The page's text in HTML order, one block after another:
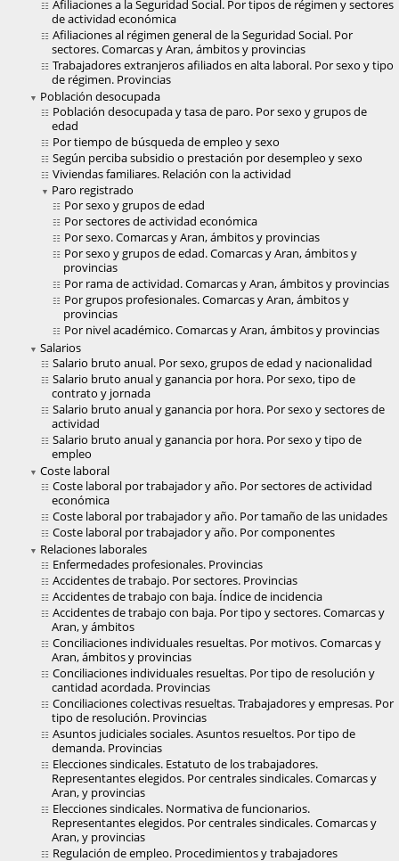
Afiliaciones a la Seguridad Social. Por tipos de régimen y sectores
de actividad económica
Afiliaciones al régimen general de la Seguridad Social. Por
sectores. Comarcas y Aran, ámbitos y provincias
Trabajadores extranjeros afiliados en alta laboral. Por sexo y tipo
de régimen. Provincias
Población desocupada
Población desocupada y tasa de paro. Por sexo y grupos de
edad
Por tiempo de búsqueda de empleo y sexo
Según perciba subsidio o prestación por desempleo y sexo
Viviendas familiares. Relación con la actividad
Paro registrado
Por sexo y grupos de edad
Por sectores de actividad económica
Por sexo. Comarcas y Aran, ámbitos y provincias
Por sexo y grupos de edad. Comarcas y Aran, ámbitos y
provincias
Por rama de actividad. Comarcas y Aran, ámbitos y provincias
Por grupos profesionales. Comarcas y Aran, ámbitos y
provincias
Por nivel académico. Comarcas y Aran, ámbitos y provincias
Salarios
Salario bruto anual. Por sexo, grupos de edad y nacionalidad
Salario bruto anual y ganancia por hora. Por sexo, tipo de
contrato y jornada
Salario bruto anual y ganancia por hora. Por sexo y sectores de
actividad
Salario bruto anual y ganancia por hora. Por sexo y tipo de
empleo
Coste laboral
Coste laboral por trabajador y año. Por sectores de actividad
económica
Coste laboral por trabajador y año. Por tamaño de las unidades
Coste laboral por trabajador y año. Por componentes
Relaciones laborales
Enfermedades profesionales. Provincias
Accidentes de trabajo. Por sectores. Provincias
Accidentes de trabajo con baja. Índice de incidencia
Accidentes de trabajo con baja. Por tipo y sectores. Comarcas y
Aran, y ámbitos
Conciliaciones individuales resueltas. Por motivos. Comarcas y
Aran, ámbitos y provincias
Conciliaciones individuales resueltas. Por tipo de resolución y
cantidad acordada. Provincias
Conciliaciones colectivas resueltas. Trabajadores y empresas. Por
tipo de resolución. Provincias
Asuntos judiciales sociales. Asuntos resueltos. Por tipo de
demanda. Provincias
Elecciones sindicales. Estatuto de los trabajadores.
Representantes elegidos. Por centrales sindicales. Comarcas y
Aran, y provincias
Elecciones sindicales. Normativa de funcionarios.
Representantes elegidos. Por centrales sindicales. Comarcas y
Aran, y provincias
Regulación de empleo. Procedimientos y trabajadores